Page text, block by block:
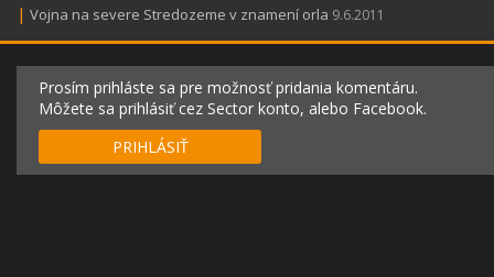
| Vojna na severe Stredozeme v znamení orla 9.6.2011
Prosím prihláste sa pre možnosť pridania komentáru.
Môžete sa prihlásiť cez Sector konto, alebo Facebook.
PRIHLÁSIŤ